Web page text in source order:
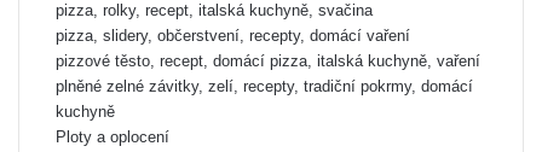
pizza, rolky, recept, italská kuchyně, svačina
pizza, slidery, občerstvení, recepty, domácí vaření
pizzové těsto, recept, domácí pizza, italská kuchyně, vaření
plněné zelné závitky, zelí, recepty, tradiční pokrmy, domácí
kuchyně
Ploty a oplocení